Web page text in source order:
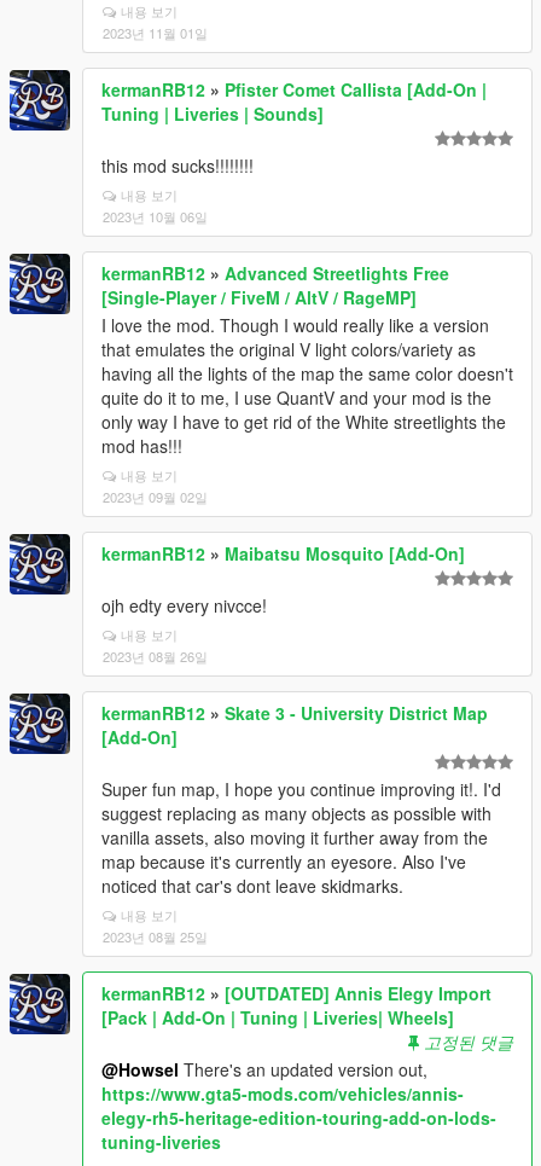
내용 보기
2023년 11월 01일
kermanRB12 » Pfister Comet Callista [Add-On |
Tuning | Liveries | Sounds]
this mod sucks!!!!!!!!
내용 보기
2023년 10월 06일
kermanRB12 » Advanced Streetlights Free
[Single-Player / FiveM / AltV / RageMP]
I love the mod. Though I would really like a version
that emulates the original V light colors/variety as
having all the lights of the map the same color doesn't
quite do it to me, I use QuantV and your mod is the
only way I have to get rid of the White streetlights the
mod has!!!
내용 보기
2023년 09월 02일
kermanRB12 » Maibatsu Mosquito [Add-On]
ojh edty every nivcce!
내용 보기
2023년 08월 26일
kermanRB12 » Skate 3 - University District Map
[Add-On]
Super fun map, I hope you continue improving it!. I'd
suggest replacing as many objects as possible with
vanilla assets, also moving it further away from the
map because it's currently an eyesore. Also I've
noticed that car's dont leave skidmarks.
내용 보기
2023년 08월 25일
kermanRB12 » [OUTDATED] Annis Elegy Import
[Pack | Add-On | Tuning | Liveries| Wheels]
고정된 댓글
@Howsel There's an updated version out,
https://www.gta5-mods.com/vehicles/annis-
elegy-rh5-heritage-edition-touring-add-on-lods-
tuning-liveries